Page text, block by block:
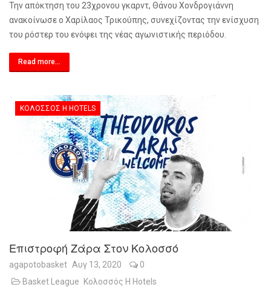
Την απόκτηση του 23χρονου γκαρντ, Θάνου Χονδρογιάννη
ανακοίνωσε ο Χαρίλαος Τρικούπης, συνεχίζοντας την ενίσχυση
του ρόστερ του ενόψει της νέας αγωνιστικής περιόδου.
Read more...
ΚΟΛΟΣΣΌΣ H HOTELS
Επιστροφή Ζάρα Στον Κολοσσό
agapotobasket Αυγ 13, 2020
0
Basket League
Κολοσσός H Hotels